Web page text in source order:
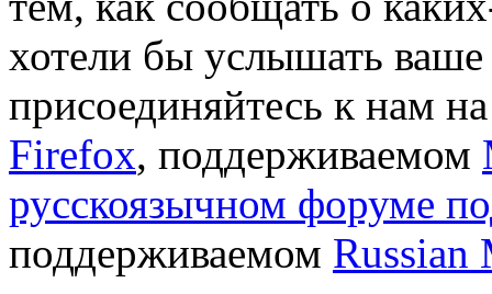
хотели бы услышать
присоединяйтесь к нам
Firefox, поддерживаемом
русскоязычном форуме
поддерживаемом Russian